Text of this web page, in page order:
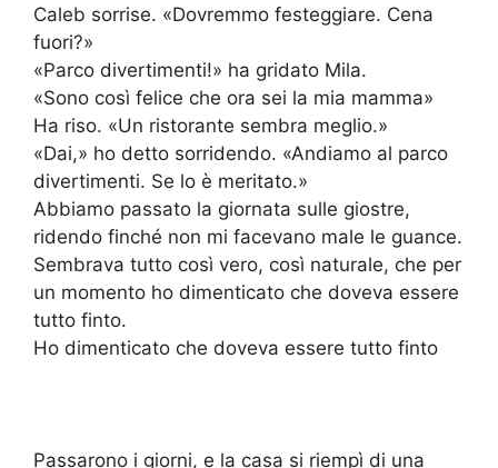
Caleb sorrise. «Dovremmo festeggiare. Cena
fuori?»
«Parco divertimenti!» ha gridato Mila.
«Sono così felice che ora sei la mia mamma»
Ha riso. «Un ristorante sembra meglio.»
«Dai,» ho detto sorridendo. «Andiamo al parco
divertimenti. Se lo è meritato.»
Abbiamo passato la giornata sulle giostre,
ridendo finché non mi facevano male le guance.
Sembrava tutto così vero, così naturale, che per
un momento ho dimenticato che doveva essere
tutto finto.
Ho dimenticato che doveva essere tutto finto
Passarono i giorni, e la casa si riempì di una